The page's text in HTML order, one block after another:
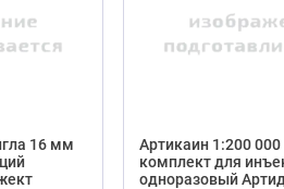
16 мм
Артикаин 1:200
комплект для
одноразовый